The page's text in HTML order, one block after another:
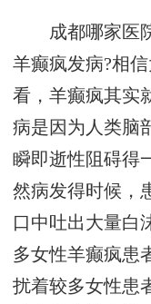
成都哪家医院
羊癫疯发病?相
看，羊癫疯其实
病是因为人类脑
瞬即逝性阻碍得
然病发得时候，
口中吐出大量白
多女性羊癫疯患
扰着较多女性患